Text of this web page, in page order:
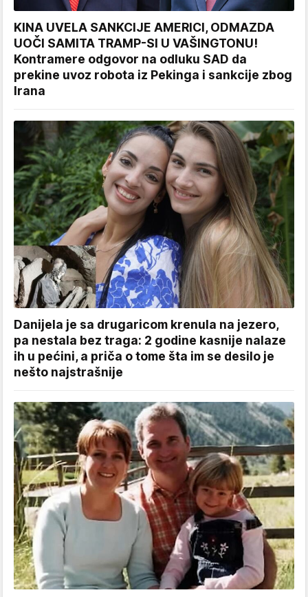
KINA UVELA SANKCIJE AMERICI, ODMAZDA
UOČI SAMITA TRAMP-SI U VAŠINGTONU!
Kontramere odgovor na odluku SAD da
prekine uvoz robota iz Pekinga i sankcije zbog
Irana
Danijela je sa drugaricom krenula na jezero,
pa nestala bez traga: 2 godine kasnije nalaze
ih u pećini, a priča o tome šta im se desilo je
nešto najstrašnije